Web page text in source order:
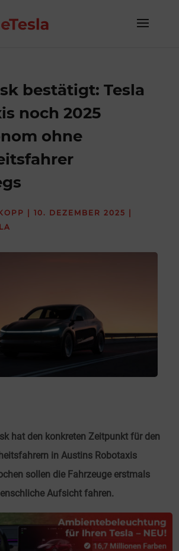
bestätigt: Tesla
noch 2025
ohne
|10. DEZEMBER 2025
hat den konkreten Zeitpunkt für den
in Austins Robotaxis
sollen die Fahrzeuge erstmals
Aufsicht fahren.